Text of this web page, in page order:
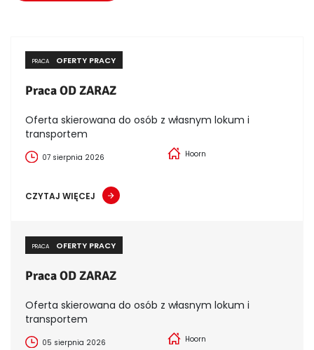
PRACA OFERTY PRACY
Praca OD ZARAZ
Oferta skierowana do osób z własnym lokum i
transportem
07 sierpnia 2026 Hoorn
CZYTAJ WIĘCEJ
PRACA OFERTY PRACY
Praca OD ZARAZ
Oferta skierowana do osób z własnym lokum i
transportem
05 sierpnia 2026 Hoorn